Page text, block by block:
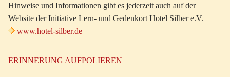
Hinweise und Informationen gibt es jederzeit auch auf der
Website der Initiative Lern- und Gedenkort Hotel Silber e.V.
www.hotel-silber.de
ERINNERUNG AUFPOLIEREN